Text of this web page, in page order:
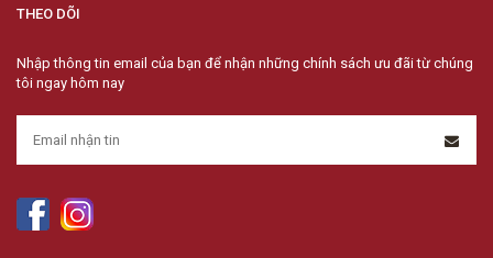
THEO DÕI
Nhập thông tin email của bạn để nhận những chính sách ưu đãi từ chúng
tôi ngay hôm nay